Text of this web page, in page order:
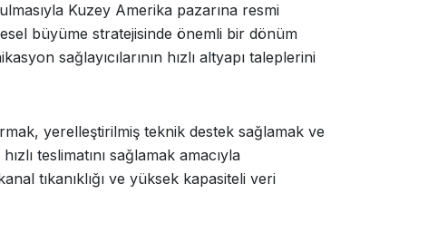
Kuzey Amerika pazarına resmi
büyüme stratejisinde önemli bir dönüm
sağlayıcılarının hızlı altyapı taleplerini
yerelleştirilmiş teknik destek sağlamak ve
teslimatını sağlamak amacıyla
tıkanıklığı ve yüksek kapasiteli veri